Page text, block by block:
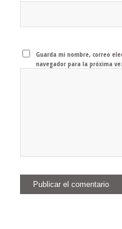
Guarda mi nombre, correo
navegador para la próxima